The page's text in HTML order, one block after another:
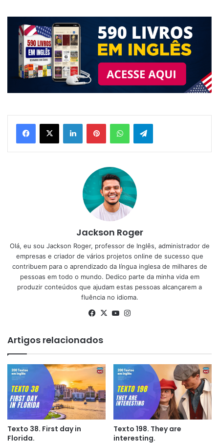
LinkedinPinterestWhatsAppTelegram
Jackson Roger
Olá, eu sou Jackson Roger, professor de Inglês, administrador de
empresas e criador de vários projetos online de sucesso que
contribuem para o aprendizado da língua inglesa de milhares de
pessoas em todo o mundo. Dedico parte da minha vida em
produzir conteúdos que ajudam estas pessoas alcançarem a
fluência no idioma.
Facebook
X YouTube
Artigos relacionados
Texto 38. First day in
Florida.
Texto 198. They are
interesting.